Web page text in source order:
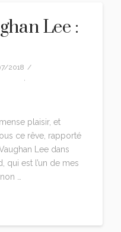
Lee :
2018
,
plaisir, et
ce rêve, rapporté
Lee dans
qui est l’un de mes
…